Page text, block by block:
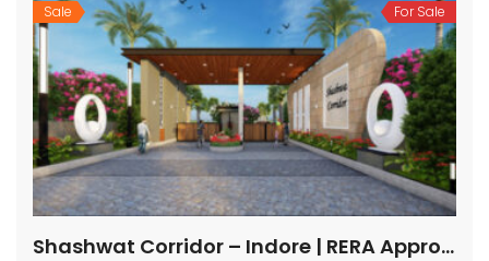
Sale For Sale
Shashwat Corridor – Indore | RERA Approved Plots